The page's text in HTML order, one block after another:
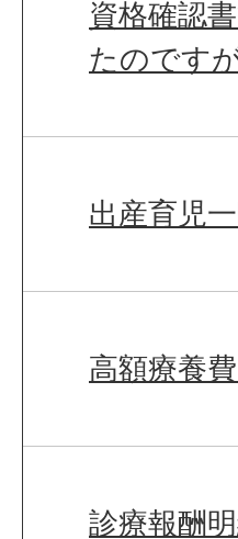
資格確認
たのです
出産育児
高額療養
診療報酬